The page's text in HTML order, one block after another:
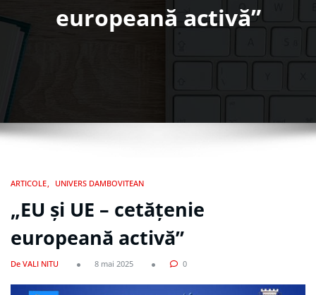
europeană activă”
ARTICOLE UNIVERS DAMBOVITEAN
„EU şi UE – cetăţenie
europeană activă”
De VALI NITU 8 mai 2025 0